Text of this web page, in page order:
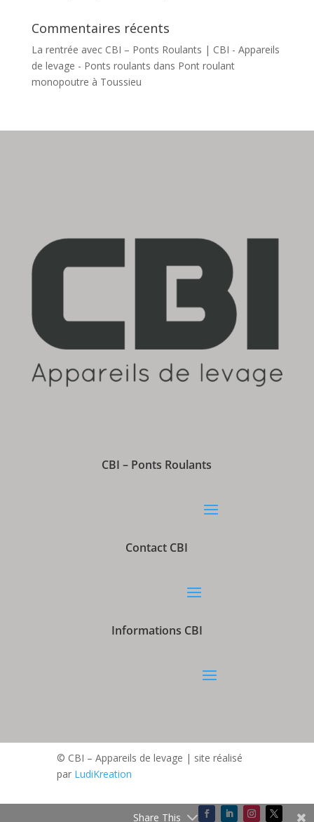
Commentaires récents
La rentrée avec CBI – Ponts Roulants | CBI - Appareils
de levage - Ponts roulants dans Pont roulant
monopoutre à Toussieu
CBI – Ponts Roulants
Contact CBI
Informations CBI
© CBI – Appareils de levage | site réalisé
par LudiKreation
Share This